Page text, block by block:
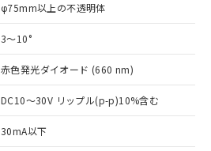
φ75mm以上の不透明体
3～10°
赤色発光ダイオード (660 nm)
DC10～30V リップル(p-p)10%含む
30mA以下